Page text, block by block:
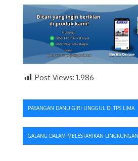
Post Views: 1.986
Navigasi
pos
PASANGAN DANU-GIRI UNGGUL DI TPS LIMA
GALANG DALAM MELESTARIKAN LINGKUNGAN